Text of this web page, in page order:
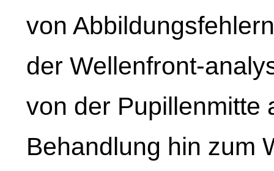
von
der Wellenfront-
von der Pupillenmitte
Behandlung hin zum